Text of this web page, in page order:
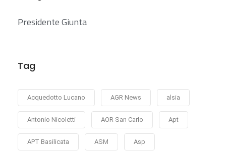
Presidente Giunta
Tag
Acquedotto Lucano AGR News alsia
Antonio Nicoletti AOR San Carlo Apt
APT Basilicata ASM Asp